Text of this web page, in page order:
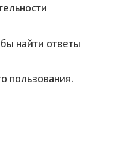
найти ответы
пользования.